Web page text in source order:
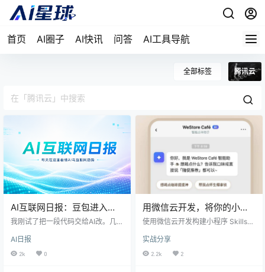
首页 AI圈子 AI快讯 问答 AI工具导航
全部标签 腾讯云
AI互联网日报：豆包进入
469元小屏手机、OpenAI基
Kimi卷入蒸馏争议
我刚试了把一段代码交给AI改。几分
推到7500亿美元，Oracle等巨头的
表外债务也被重新摊开，算力从技
AI日报
2k 0
用微信云开发，将你的小程
序快速接入微信 AI 生态
使用微信云开发构建小程序 Skills，
搭建服务器、也无需维护登录态
——通过 wx.cloud.callFunction 即
实战分享
2.2k 2